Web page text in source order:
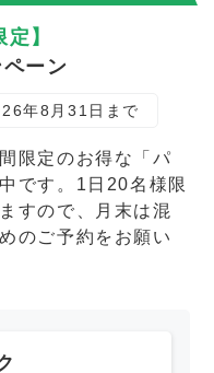
】
ーン
年8月31日まで
限定のお得な「パ
です。1日20名様限
すので、月末は混
のご予約をお願い